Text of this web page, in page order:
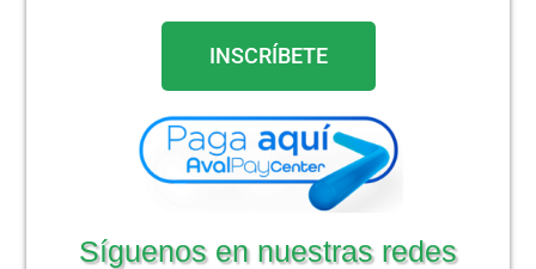
INSCRÍBETE
Síguenos en nuestras redes